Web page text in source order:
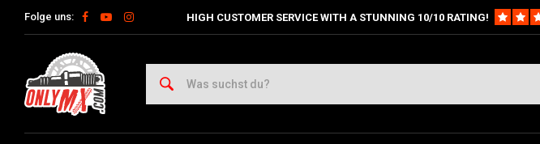
Folge uns: HIGH CUSTOMER SERVICE WITH A STUNNING 10/10 RATING!